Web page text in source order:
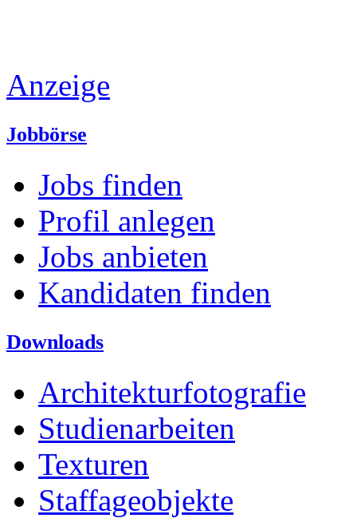
Anzeige
Jobbörse
Jobs finden
Profil anlegen
Jobs anbieten
Kandidaten finden
Downloads
Architekturfotografie
Studienarbeiten
Texturen
Staffageobjekte